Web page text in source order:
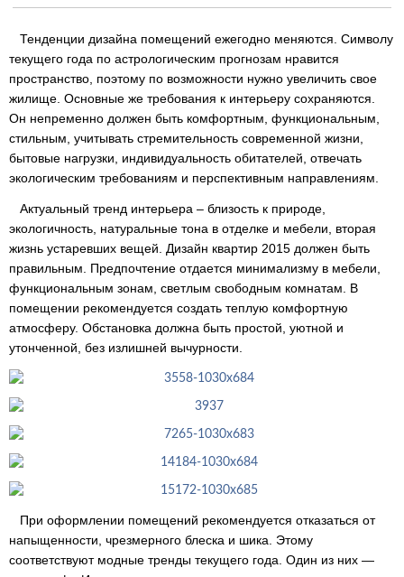
Тенденции дизайна помещений ежегодно меняются. Символу
текущего года по астрологическим прогнозам нравится
пространство, поэтому по возможности нужно увеличить свое
жилище. Основные же требования к интерьеру сохраняются.
Он непременно должен быть комфортным, функциональным,
стильным, учитывать стремительность современной жизни,
бытовые нагрузки, индивидуальность обитателей, отвечать
экологическим требованиям и перспективным направлениям.
Актуальный тренд интерьера – близость к природе,
экологичность, натуральные тона в отделке и мебели, вторая
жизнь устаревших вещей. Дизайн квартир 2015 должен быть
правильным. Предпочтение отдается минимализму в мебели,
функциональным зонам, светлым свободным комнатам. В
помещении рекомендуется создать теплую комфортную
атмосферу. Обстановка должна быть простой, уютной и
утонченной, без излишней вычурности.
При оформлении помещений рекомендуется отказаться от
напыщенности, чрезмерного блеска и шика. Этому
соответствуют модные тренды текущего года. Один из них —